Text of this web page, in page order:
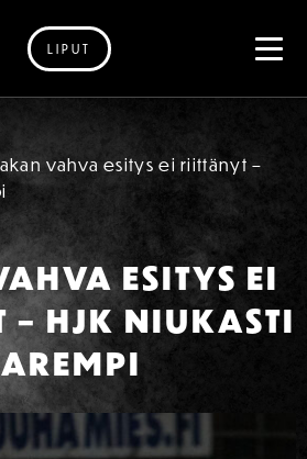
LIPUT
vahva esitys ei riittänyt –
ESITYS EI
– HJK NIUKASTI